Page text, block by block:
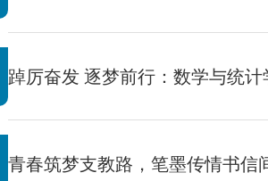
踔厉奋发 逐梦前行：数学与统
青春筑梦支教路，笔墨传情书